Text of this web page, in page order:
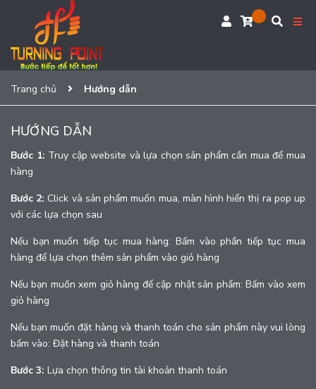
Trang chủ Hướng dẫn
HƯỚNG DẪN
Bước 1: Truy cập website và lựa chọn sản phẩm cần mua để mua
hàng
Bước 2: Click và sản phẩm muốn mua, màn hình hiển thị ra pop up
với các lựa chọn sau
Nếu bạn muốn tiếp tục mua hàng: Bấm vào phần tiếp tục mua
hàng để lựa chọn thêm sản phẩm vào giỏ hàng
Nếu bạn muốn xem giỏ hàng để cập nhật sản phẩm: Bấm vào xem
giỏ hàng
Nếu bạn muốn đặt hàng và thanh toán cho sản phẩm này vui lòng
bấm vào: Đặt hàng và thanh toán
Bước 3: Lựa chọn thông tin tài khoản thanh toán